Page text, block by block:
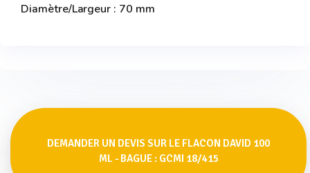
Diamètre/Largeur : 70 mm
DEMANDER UN DEVIS SUR LE FLACON DAVID 100
ML - BAGUE : GCMI 18/415